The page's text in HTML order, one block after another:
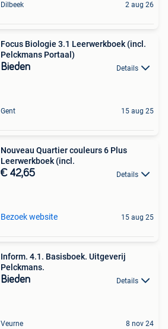
Dilbeek 2 aug 26
Focus Biologie 3.1 Leerwerkboek (incl.
Pelckmans Portaal)
Bieden Details
Gent 15 aug 25
Nouveau Quartier couleurs 6 Plus
Leerwerkboek (incl.
€ 42,65 Details
Bezoek website 15 aug 25
Inform. 4.1. Basisboek. Uitgeverij
Pelckmans.
Bieden Details
Veurne 8 nov 24